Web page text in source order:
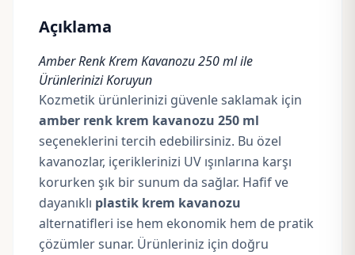
Açıklama
Amber Renk Krem Kavanozu 250 ml ile
Ürünlerinizi Koruyun
Kozmetik ürünlerinizi güvenle saklamak için
amber renk krem kavanozu 250 ml
seçeneklerini tercih edebilirsiniz. Bu özel
kavanozlar, içeriklerinizi UV ışınlarına karşı
korurken şık bir sunum da sağlar. Hafif ve
dayanıklı plastik krem kavanozu
alternatifleri ise hem ekonomik hem de pratik
çözümler sunar. Ürünleriniz için doğru